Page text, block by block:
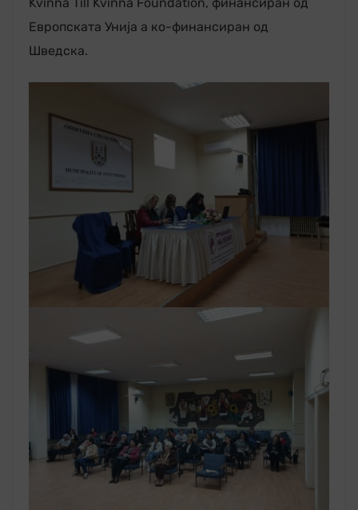
Европската Унија а ко-финансиран од
Шведска.